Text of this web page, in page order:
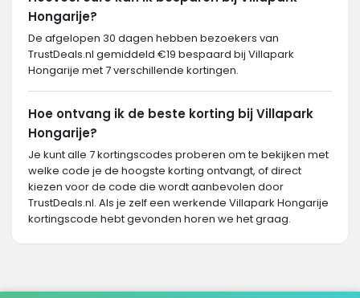
Hongarije?
De afgelopen 30 dagen hebben bezoekers van
TrustDeals.nl gemiddeld €19 bespaard bij Villapark
Hongarije met 7 verschillende kortingen.
Hoe ontvang ik de beste korting bij Villapark
Hongarije?
Je kunt alle 7 kortingscodes proberen om te bekijken met
welke code je de hoogste korting ontvangt, of direct
kiezen voor de code die wordt aanbevolen door
TrustDeals.nl. Als je zelf een werkende Villapark Hongarije
kortingscode hebt gevonden horen we het graag.